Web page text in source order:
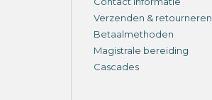
Verzenden & retourneren
Betaalmethoden
Magistrale bereiding
Cascades